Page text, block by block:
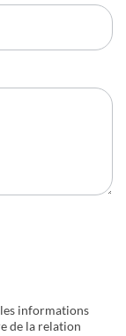
informations
de la relation